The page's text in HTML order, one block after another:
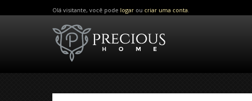
Olá visitante, você pode logar ou criar uma conta.